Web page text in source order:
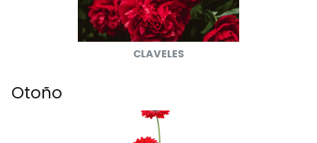
CLAVELES
Otoño